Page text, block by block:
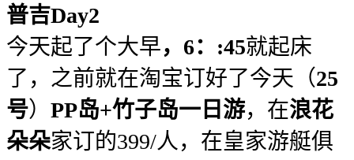
普吉Day2
今天起了个大早，6：:45就起床
了，之前就在淘宝订好了今天（25
号） PP岛+竹子岛一日游，在浪花
朵朵家订的399/人，在皇家游艇俱